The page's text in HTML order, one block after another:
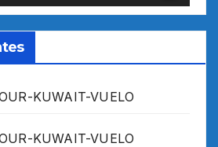
KUWAIT-VUELO
KUWAIT-VUELO